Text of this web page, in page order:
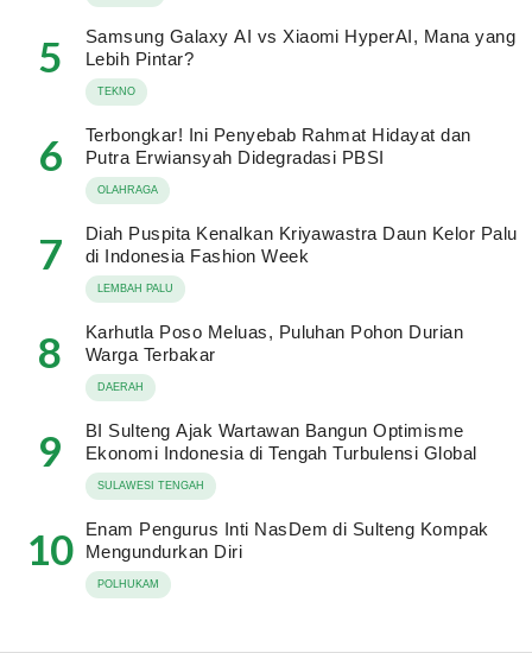
5
Samsung Galaxy AI vs Xiaomi HyperAI, Mana yang
Lebih Pintar?
TEKNO
6
Terbongkar! Ini Penyebab Rahmat Hidayat dan
Putra Erwiansyah Didegradasi PBSI
OLAHRAGA
7
Diah Puspita Kenalkan Kriyawastra Daun Kelor Palu
di Indonesia Fashion Week
LEMBAH PALU
8
Karhutla Poso Meluas, Puluhan Pohon Durian
Warga Terbakar
DAERAH
9
BI Sulteng Ajak Wartawan Bangun Optimisme
Ekonomi Indonesia di Tengah Turbulensi Global
SULAWESI TENGAH
10
Enam Pengurus Inti NasDem di Sulteng Kompak
Mengundurkan Diri
POLHUKAM